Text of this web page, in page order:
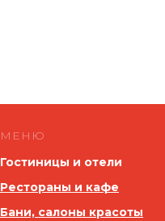
МЕНЮ
Гостиницы и отели
Рестораны и кафе
Бани, салоны красоты